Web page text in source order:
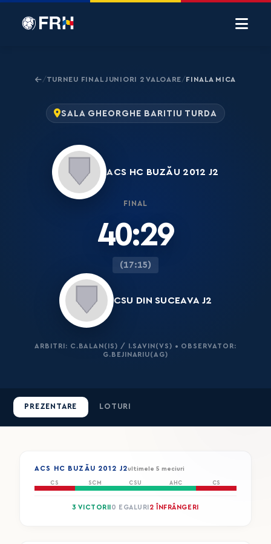
/TURNEU FINAL JUNIORI 2 VALOARE/FINALA MICA
SALA GHEORGHE BARITIU TURDA
ACS HC BUZĂU 2012 J2
FINAL
40:29
(17:15)
CSU DIN SUCEAVA J2
ARBITRI: C.BALAN(IS) / I.SAVIN(VS) • OBSERVATOR:
G.BEJINARIU(AG)
PREZENTARE LOTURI
ACS HC BUZĂU 2012 J2ultimele 5 meciuri
CS SCM CSU AHC CS
3 VICTORII 0 EGALURI 2 ÎNFRÂNGERI